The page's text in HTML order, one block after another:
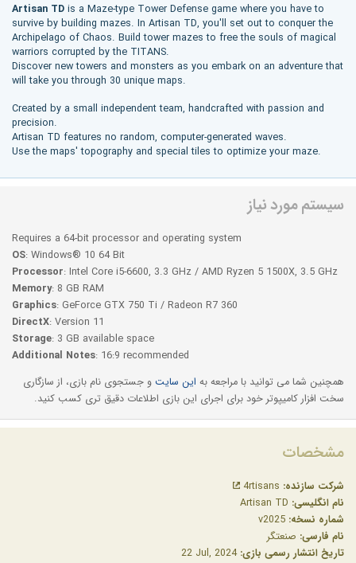
Artisan TD is a Maze-type Tower Defense game where you have to
survive by building mazes. In Artisan TD, you'll set out to conquer the
Archipelago of Chaos. Build tower mazes to free the souls of magical
warriors corrupted by the TITANS.
Discover new towers and monsters as you embark on an adventure that
will take you through 30 unique maps.
Created by a small independent team, handcrafted with passion and
precision.
Artisan TD features no random, computer-generated waves.
Use the maps' topography and special tiles to optimize your maze.
سیستم مورد نیاز
Requires a 64-bit processor and operating system
OS: Windows® 10 64 Bit
Processor: Intel Core i5-6600, 3.3 GHz / AMD Ryzen 5 1500X, 3.5 GHz
Memory: 8 GB RAM
Graphics: GeForce GTX 750 Ti / Radeon R7 360
DirectX: Version 11
Storage: 3 GB available space
Additional Notes: 16:9 recommended
همچنین شما می توانید با مراجعه به این سایت و جستجوی نام بازی، از سازگاری
سخت افزار کامیپوتر خود برای اجرای این بازی اطلاعات دقیق تری کسب کنید.
مشخصات
شرکت سازنده:
نام انگلیسی:
شماره نسخه:
نام فارسی: صنعتگر
تاریخ انتشار رسمی بازی: ‎22 Jul, 2024